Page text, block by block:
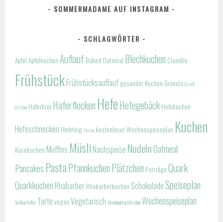
SOMMERMADAME AUF INSTAGRAM
SCHLAGWÖRTER
Apfel Apfelkuchen Auflauf Baked Oatmeal Blechkuchen Crumble
FrühstückFrühstücksauflauf gesunder Kuchen Granola Grieß
Grillen Haferbrei Haferflocken HefeHefegebäck Hefekuchen
Hefeschnecken Hefeteig Hirse kostenloser Wochenspeiseplan Kuchen
Käsekuchen Muffins Müsli Nachspeise NudelnOatmeal
Pancakes PastaPfannkuchenPlätzchen Porridge Quark
Quarkkuchen Rhabarber Rhabarberkuchen SchokoladeSpeiseplan
Süßkartoffel Tarte vegan Vegetarisch Weihnachtsplätzchen Wochenspeiseplan